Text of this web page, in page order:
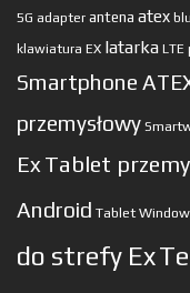
5G adapter antena atex
klawiatura EX latarka LTE
Smartphone
przemysłowy
Ex Tablet
Android Tablet
do strefy Ex